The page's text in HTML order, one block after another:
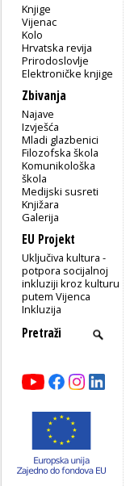
Knjige
Vijenac
Kolo
Hrvatska revija
Prirodoslovlje
Elektroničke knjige
Zbivanja
Najave
Izvješća
Mladi glazbenici
Filozofska škola
Komunikološka
škola
Medijski susreti
Knjižara
Galerija
EU Projekt
Uključiva kultura -
potpora socijalnoj
inkluziji kroz kulturu
putem Vijenca
Inkluzija